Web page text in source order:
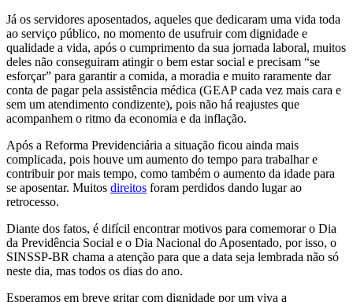
Já os servidores aposentados, aqueles que dedicaram uma vida toda
ao serviço público, no momento de usufruir com dignidade e
qualidade a vida, após o cumprimento da sua jornada laboral, muitos
deles não conseguiram atingir o bem estar social e precisam “se
esforçar” para garantir a comida, a moradia e muito raramente dar
conta de pagar pela assistência médica (GEAP cada vez mais cara e
sem um atendimento condizente), pois não há reajustes que
acompanhem o ritmo da economia e da inflação.
Após a Reforma Previdenciária a situação ficou ainda mais
complicada, pois houve um aumento do tempo para trabalhar e
contribuir por mais tempo, como também o aumento da idade para
se aposentar. Muitos direitos foram perdidos dando lugar ao
retrocesso.
Diante dos fatos, é difícil encontrar motivos para comemorar o Dia
da Previdência Social e o Dia Nacional do Aposentado, por isso, o
SINSSP-BR chama a atenção para que a data seja lembrada não só
neste dia, mas todos os dias do ano.
Esperamos em breve gritar com dignidade por um viva a